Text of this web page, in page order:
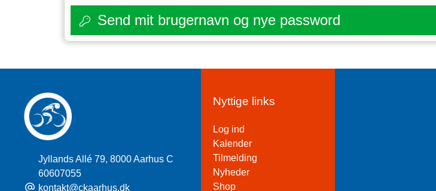
Send mit brugernavn og nye password
Jyllands Allé 79, 8000 Aarhus C
60607055
kontakt@ckaarhus.dk
Nyttige links
Log ind
Kalender
Tilmelding
Nyheder
Shop